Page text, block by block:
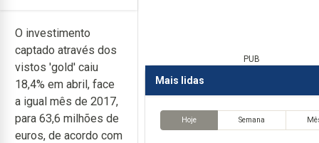
O investimento
captado através dos
vistos 'gold' caiu
18,4% em abril, face
a igual mês de 2017,
para 63,6 milhões de
euros, de acordo com
PUB
Mais lidas
Hoje Semana